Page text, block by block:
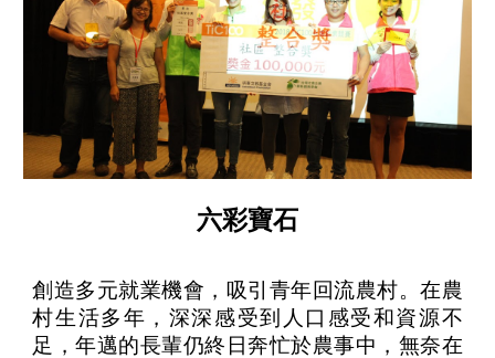
六彩寶石
創造多元就業機會，吸引青年回流農村。在農
村生活多年，深深感受到人口感受和資源不
足，年邁的長輩仍終日奔忙於農事中，無奈在